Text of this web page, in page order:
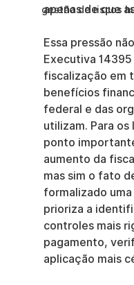
gestão de riscos
apenas de que
Essa pressão
Executiva
fiscalização em
benefícios
federal e das
utilizam. Para
ponto
aumento da
mas sim o fato
formalizado
prioriza a
controles mais
pagamento,
aplicação mais